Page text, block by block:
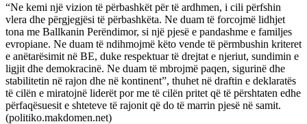
“Ne kemi një vizion të përbashkët për të ardhmen, i cili përfshin
vlera dhe përgjegjësi të përbashkëta. Ne duam të forcojmë lidhjet
tona me Ballkanin Perëndimor, si një pjesë e pandashme e familjes
evropiane. Ne duam të ndihmojmë këto vende të përmbushin kriteret
e anëtarësimit në BE, duke respektuar të drejtat e njeriut, sundimin e
ligjit dhe demokracinë. Ne duam të mbrojmë paqen, sigurinë dhe
stabilitetin në rajon dhe në kontinent”, thuhet në draftin e deklaratës
të cilën e miratojnë liderët por me të cilën pritet që të përshtaten edhe
përfaqësuesit e shteteve të rajonit që do të marrin pjesë në samit.
(politiko.makdomen.net)